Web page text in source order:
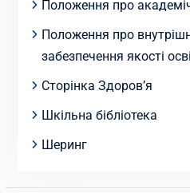
Положення про
Положення про
забезпечення якості
Сторінка Здоров’я
Шкільна бібліотека
Шеринг